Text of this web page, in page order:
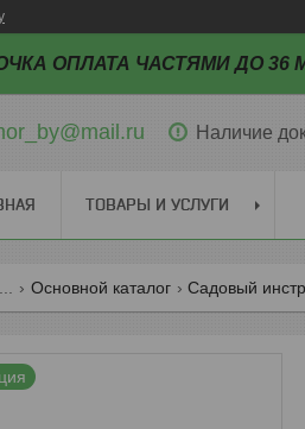
ОПЛАТА ЧАСТЯМИ ДО
Наличие
ТОВАРЫ И УСЛУГИ
Основной каталог Садовый